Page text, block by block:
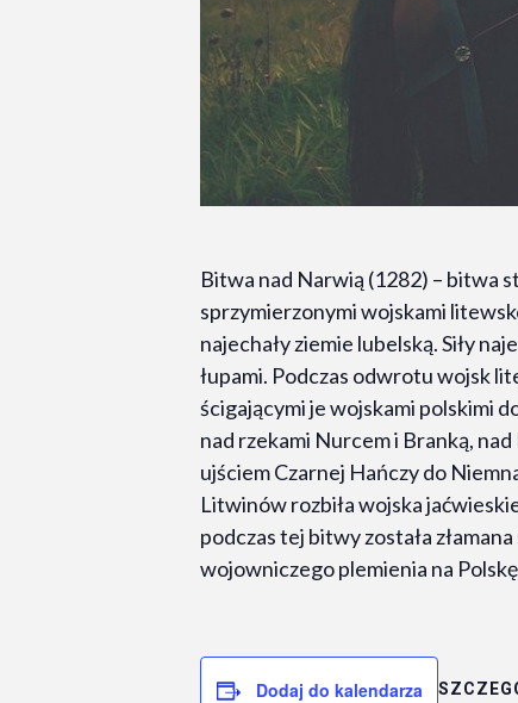
Bitwa nad Narwią (1282) – bitwa
sprzymierzonymi wojskami
najechały ziemie lubelską. Siły
łupami. Podczas odwrotu wojsk
ścigającymi je wojskami polskimi
nad rzekami Nurcem i Branką,
ujściem Czarnej Hańczy do
Litwinów rozbiła wojska
podczas tej bitwy została
wojowniczego plemienia na
Dodaj do kalendarza